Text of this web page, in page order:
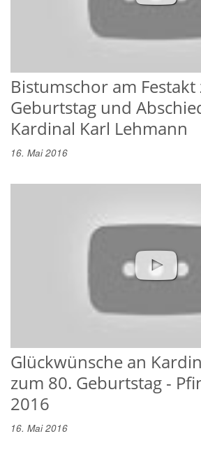
Bistumschor am Festakt
Geburtstag und
Kardinal Karl Lehmann
16. Mai 2016
Glückwünsche an
zum 80. Geburtstag -
2016
16. Mai 2016